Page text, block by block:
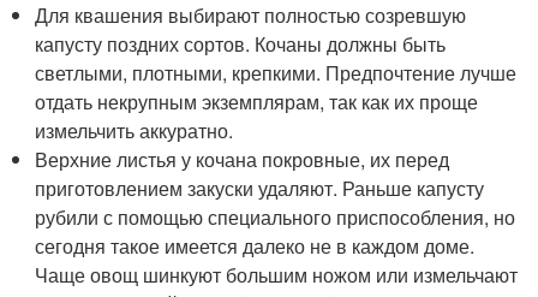
Для квашения выбирают полностью созревшую
капусту поздних сортов. Кочаны должны быть
светлыми, плотными, крепкими. Предпочтение лучше
отдать некрупным экземплярам, так как их проще
измельчить аккуратно.
Верхние листья у кочана покровные, их перед
приготовлением закуски удаляют. Раньше капусту
рубили с помощью специального приспособления, но
сегодня такое имеется далеко не в каждом доме.
Чаще овощ шинкуют большим ножом или измельчают